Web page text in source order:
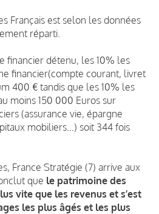
Français est selon les données
réparti.
financier détenu, les 10% les
financier(compte courant, livret
400 € tandis que les 10% les
moins 150 000 Euros sur
(assurance vie, épargne
mobiliers…) soit 344 fois
France Stratégie (7) arrive aux
que le patrimoine des
vite que les revenus et s’est
les plus âgés et les plus